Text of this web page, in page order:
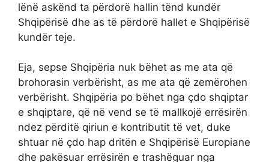
lënë askënd ta përdorë hallin tënd kundër
Shqipërisë dhe as të përdorë hallet e Shqipërisë
kundër teje.
Eja, sepse Shqipëria nuk bëhet as me ata që
brohorasin verbërisht, as me ata që zemërohen
verbërisht. Shqipëria po bëhet nga çdo shqiptar
e shqiptare, që në vend se të mallkojë errësirën
ndez përditë qiriun e kontributit të vet, duke
shtuar në çdo hap dritën e Shqipërisë Europiane
dhe pakësuar errësirën e trashëguar nga